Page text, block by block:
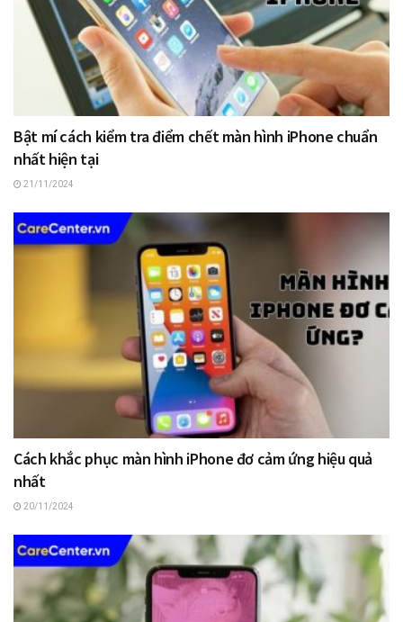
Bật mí cách kiểm tra điểm chết màn hình iPhone chuẩn
nhất hiện tại
21/11/2024
Cách khắc phục màn hình iPhone đơ cảm ứng hiệu quả
nhất
20/11/2024